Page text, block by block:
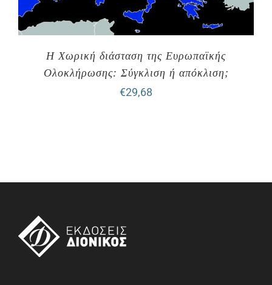
Η Χωρική διάσταση της Ευρωπαϊκής
Ολοκλήρωσης: Σύγκλιση ή απόκλιση;
€29,68